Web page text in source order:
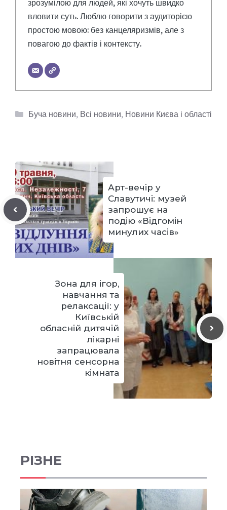
зрозумілою для людей, які хочуть швидко
вловити суть. Люблю говорити з аудиторією
простою мовою: без канцеляризмів, але з
повагою до фактів і контексту.
Категорії
Буча новини, Всі новини, Новини Києва і області
Арт-вечір у
Славутичі: музей
запрошує на
подію «Відгомін
минулих часів»
Зона для ігор,
навчання та
релаксації: у
Київській
обласній дитячій
лікарні
запрацювала
новітня сенсорна
кімната
РІЗНЕ